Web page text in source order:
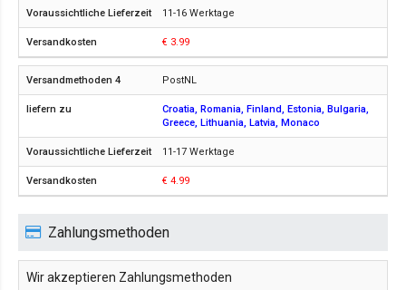
11-16 Werktage
€ 3.99
PostNL
Croatia, Romania, Finland, Estonia, Bulgaria,
Greece, Lithuania, Latvia, Monaco
11-17 Werktage
€ 4.99
Zahlungsmethoden
Wir akzeptieren Zahlungsmethoden